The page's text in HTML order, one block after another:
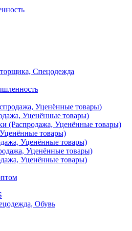
Спецодежда
Уценённые товары)
Уценённые товары)
(Распродажа, Уценённые товары)
товары)
Уценённые товары)
Уценённые товары)
Уценённые товары)
Обувь